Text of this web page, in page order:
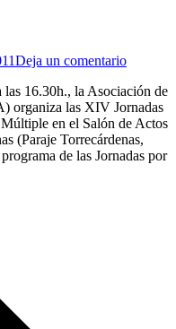
Deja un comentario
16.30h., la Asociación de
organiza las XIV Jornadas
en el Salón de Actos
(Paraje Torrecárdenas,
de las Jornadas por